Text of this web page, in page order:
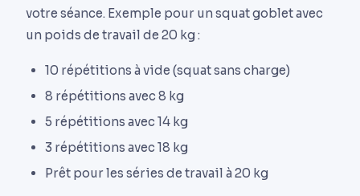
votre séance. Exemple pour un squat goblet avec
un poids de travail de 20 kg :
10 répétitions à vide (squat sans charge)
8 répétitions avec 8 kg
5 répétitions avec 14 kg
3 répétitions avec 18 kg
Prêt pour les séries de travail à 20 kg